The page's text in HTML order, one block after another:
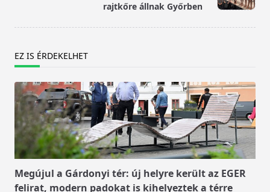
rajtkőre állnak Győrben
EZ IS ÉRDEKELHET
Megújul a Gárdonyi tér: új helyre került az EGER
felirat, modern padokat is kihelyeztek a térre